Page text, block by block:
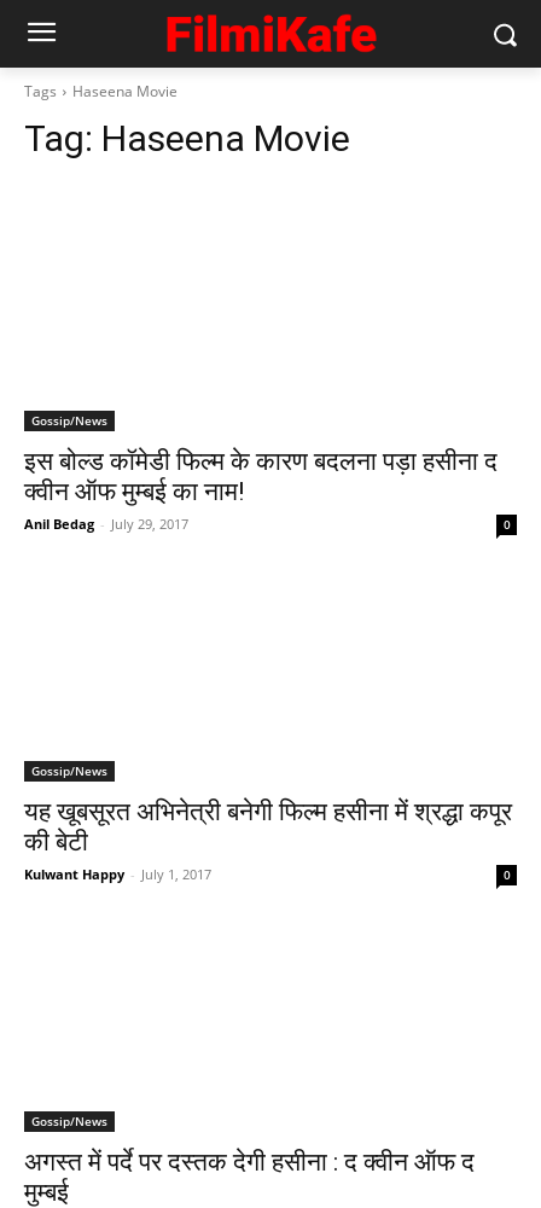
Tags Haseena Movie
Tag: Haseena Movie
Gossip/News
इस बोल्ड कॉमेडी फिल्म के कारण बदलना पड़ा हसीना द
क्वीन ऑफ मुम्बई का नाम!
Anil Bedag - July 29, 2017 0
Gossip/News
यह खूबसूरत अभिनेत्री बनेगी फिल्‍म हसीना में श्रद्धा कपूर
की बेटी
Kulwant Happy - July 1, 2017 0
Gossip/News
अगस्‍त में पर्दे पर दस्‍तक देगी हसीना : द क्‍वीन ऑफ द
मुम्‍बई